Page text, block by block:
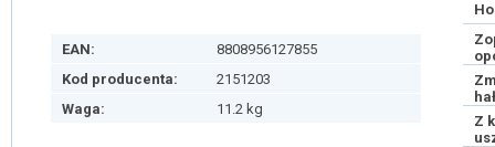
EAN:
8808956127855
Kod producenta:
2151203
Waga:
11.2 kg
Z